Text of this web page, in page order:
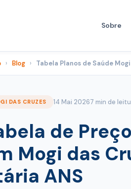
Sobre
› Blog › Tabela Planos de Saúde
DAS CRUZES 14 Mai 20267 min de
de
Mogi das
ANS